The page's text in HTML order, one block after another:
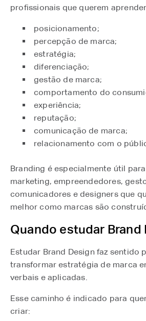
profissionais que querem
posicionamento;
percepção de marca;
estratégia;
diferenciação;
gestão de marca;
comportamento do
experiência;
reputação;
comunicação de marca;
relacionamento com o
Branding é especialmente útil
marketing, empreendedores,
comunicadores e designers que
melhor como marcas são
Quando estudar Brand
Estudar Brand Design faz sentido
transformar estratégia de marca
verbais e aplicadas.
Esse caminho é indicado para
criar: